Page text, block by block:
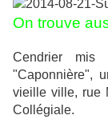
On trouve
Cendrier
"Caponnière",
vieille ville, rue
Collégiale.